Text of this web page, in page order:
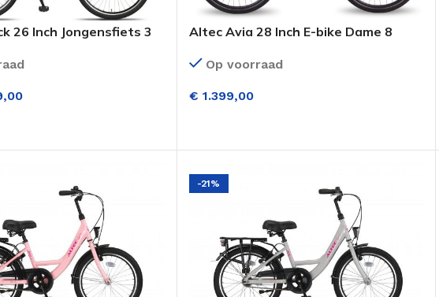
26 Inch Jongensfiets 3
Altec Avia 28 Inch E-bike Dame 8
Op voorraad
€ 1.399,00
-21%